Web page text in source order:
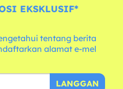
EKSKLUSIF*
tentang berita
alamat e-mel
LANGGAN